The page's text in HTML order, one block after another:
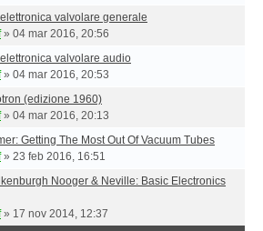
valvolare generale
» 04 mar 2016, 20:56
valvolare audio
» 04 mar 2016, 20:53
(edizione 1960)
» 04 mar 2016, 20:13
Getting The Most Out Of Vacuum Tubes
» 23 feb 2016, 16:51
Nooger & Neville: Basic Electronics
» 17 nov 2014, 12:37